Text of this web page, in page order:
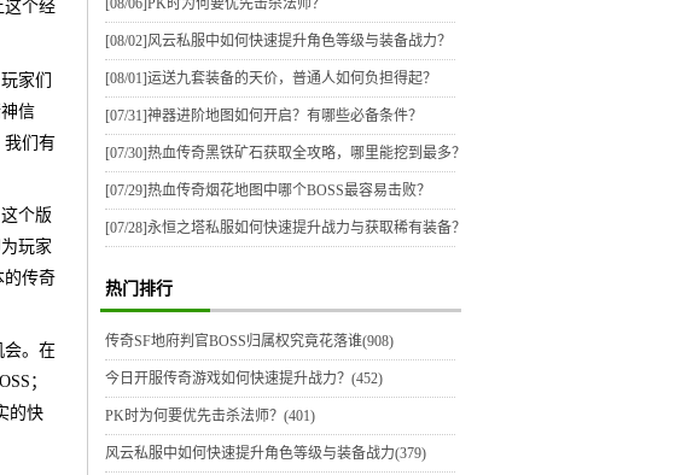
这个经
家们
信
我们有
个版
玩家
的传奇
会。在
；
的快
[08/06]PK时为何要优先击杀法师？
[08/02] 风云私服中如何快速提升角色等级与装备战力？
[08/01]运送九套装备的天价，普通人如何负担得起？
[07/31]神器进阶地图如何开启？有哪些必备条件？
[07/30]热血传奇黑铁矿石获取全攻略，哪里能挖到最多？
[07/29]热血传奇烟花地图中哪个BOSS最容易击败？
[07/28]永恒之塔私服如何快速提升战力与获取稀有装备？
热门排行
传奇SF地府判官BOSS归属权究竟花落谁(908)
今日开服传奇游戏如何快速提升战力？(452)
PK时为何要优先击杀法师？(401)
风云私服中如何快速提升角色等级与装备战力(379)